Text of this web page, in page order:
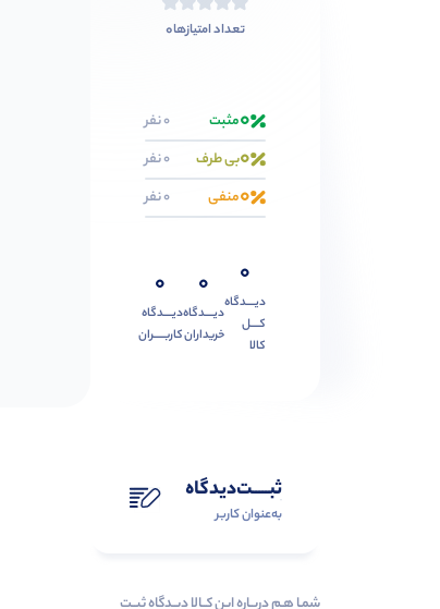
تعداد امتیازها0
0مثبت 0 نفر
0بی طرف 0 نفر
0منفی 0 نفر
0
دیــــدگاه
کــــل
کالا
0
دیــــدگاه
خریداران
0
دیــــدگاه
کاربـــــران
ثبـــــت‌دیدگاه
به‌عنوان کاربر
شمـا هـم دربـاره ایـن کــالا دیــدگاه ثبــت